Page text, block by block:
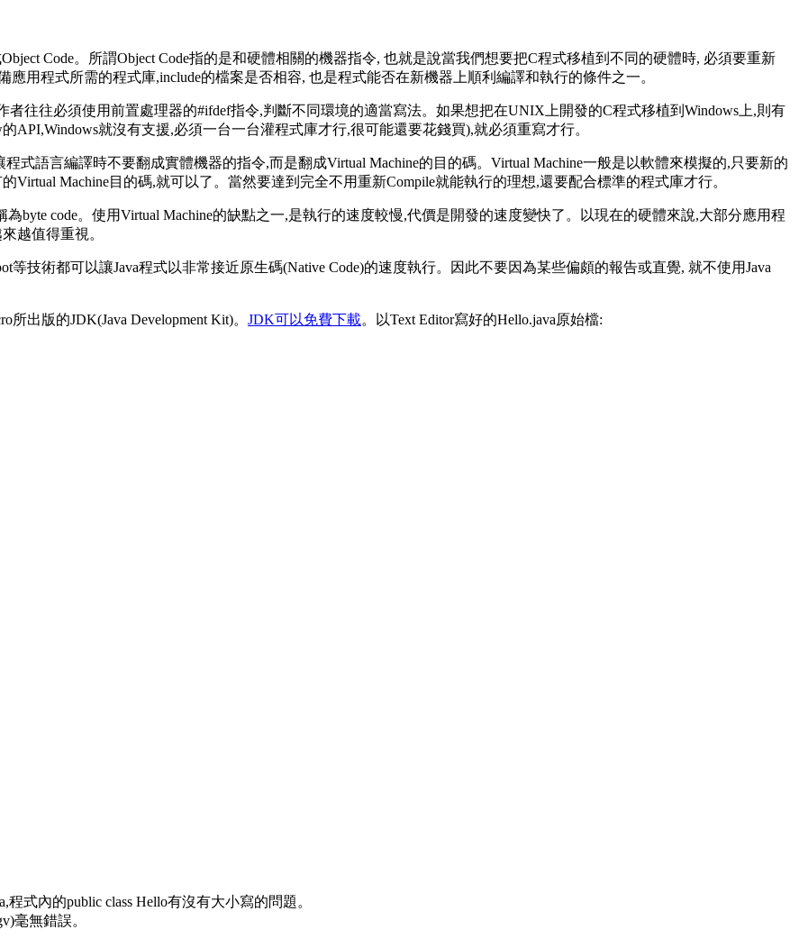
Code。所謂Object Code指的是和硬體相關的機器指令, 也就是說當我們想要把C程式移植到不同的硬體時, 必須要重新
用程式所需的程式庫,include的檔案是否相容, 也是程式能否在新機器上順利編譯和執行的條件之一。
往往必須使用前置處理器的#ifdef指令,判斷不同環境的適當寫法。如果想把在UNIX上開發的C程式移植到Windows上,則有
就沒有支援,必須一台一台灌程式庫才行,很可能還要花錢買),就必須重寫才行。
式語言編譯時不要翻成實體機器的指令,而是翻成Virtual Machine的目的碼。Virtual Machine一般是以軟體來模擬的,只要新的
Virtual Machine目的碼,就可以了。當然要達到完全不用重新Compile就能執行的理想,還要配合標準的程式庫才行。
為byte code。使用Virtual Machine的缺點之一,是執行的速度較慢,代價是開發的速度變快了。以現在的硬體來說,大部分應用程
越值得重視。
等技術都可以讓Java程式以非常接近原生碼(Native Code)的速度執行。因此不要因為某些偏頗的報告或直覺, 就不使用Java
出版的JDK(Java Development Kit)。 JDK可以免費下載。以Text Editor寫好的Hello.java原始檔:
式內的public class Hello有沒有大小寫的問題。
毫無錯誤。